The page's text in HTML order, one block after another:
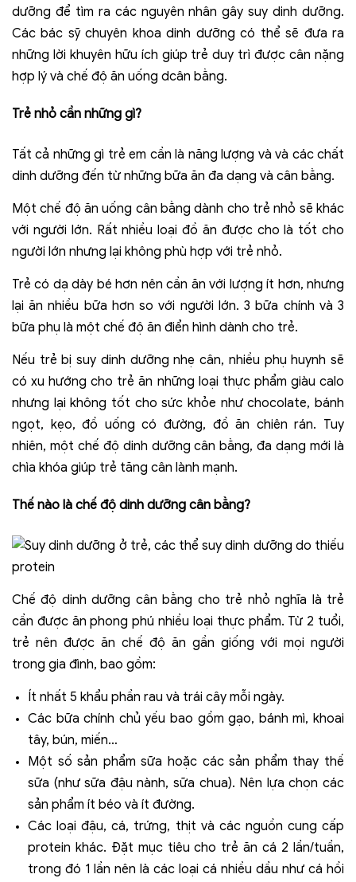
dưỡng để tìm ra các nguyên nhân gây suy dinh dưỡng.
Các bác sỹ chuyên khoa dinh dưỡng có thể sẽ đưa ra
những lời khuyên hữu ích giúp trẻ duy trì được cân nặng
hợp lý và chế độ ăn uống dcân bằng.
Trẻ nhỏ cần những gì?
Tất cả những gì trẻ em cần là năng lượng và và các chất
dinh dưỡng đến từ những bữa ăn đa dạng và cân bằng.
Một chế độ ăn uống cân bằng dành cho trẻ nhỏ sẽ khác
với người lớn. Rất nhiều loại đồ ăn được cho là tốt cho
người lớn nhưng lại không phù hợp với trẻ nhỏ.
Trẻ có dạ dày bé hơn nên cần ăn với lượng ít hơn, nhưng
lại ăn nhiều bữa hơn so với người lớn. 3 bữa chính và 3
bữa phụ là một chế độ ăn điển hình dành cho trẻ.
Nếu trẻ bị suy dinh dưỡng nhẹ cân, nhiều phụ huynh sẽ
có xu hướng cho trẻ ăn những loại thực phẩm giàu calo
nhưng lại không tốt cho sức khỏe như chocolate, bánh
ngọt, kẹo, đồ uống có đường, đồ ăn chiên rán. Tuy
nhiên, một chế độ dinh dưỡng cân bằng, đa dạng mới là
chìa khóa giúp trẻ tăng cân lành mạnh.
Thế nào là chế độ dinh dưỡng cân bằng?
Chế độ dinh dưỡng cân bằng cho trẻ nhỏ nghĩa là trẻ
cần được ăn phong phú nhiều loại thực phẩm. Từ 2 tuổi,
trẻ nên được ăn chế độ ăn gần giống với mọi người
trong gia đình, bao gồm:
Ít nhất 5 khẩu phần rau và trái cây mỗi ngày.
Các bữa chính chủ yếu bao gồm gạo, bánh mì, khoai
tây, bún, miến…
Một số sản phẩm sữa hoặc các sản phẩm thay thế
sữa (như sữa đậu nành, sữa chua). Nên lựa chọn các
sản phẩm ít béo và ít đường.
Các loại đậu, cá, trứng, thịt và các nguồn cung cấp
protein khác. Đặt mục tiêu cho trẻ ăn cá 2 lần/tuần,
trong đó 1 lần nên là các loại cá nhiều dầu như cá hồi